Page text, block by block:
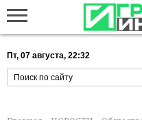
Пт, 07 августа, 22:32